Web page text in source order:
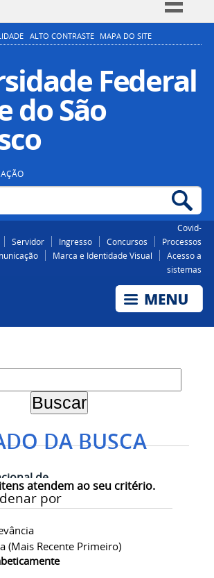
Simplifique!
Participe
Acesso à informação
Legislação
ALTO CONTRASTE MAPA DO SITE
Federal
do São
Covid-
Servidor Ingresso Concursos
Processos
Marca e Identidade Visual
Acesso a
sistemas
DA BUSCA
atendem ao seu critério.
por
(mais Recente Primeiro)
de
debaterá os
na
Barreto Freitas